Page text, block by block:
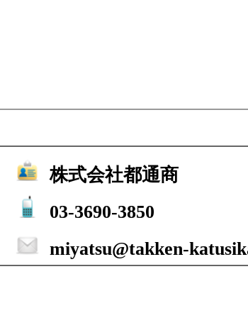
株式会社都通商
03-3690-3850
miyatsu@takken-